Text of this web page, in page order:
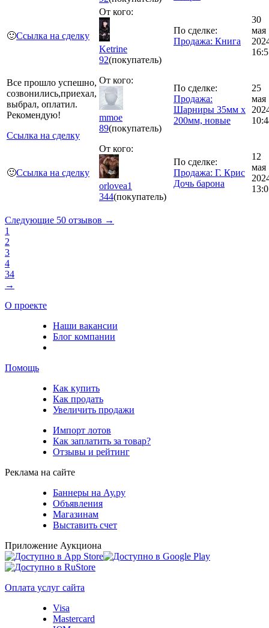
🙂Ссылка на сделку
От кого:
Ketrine
92(покупатель)
По сделке:
Продажа: Книга
30
мая
Все прошло успешно,
созвонились,приехал,
выбрал, оплатил.
Рекомендую!
Ссылка на сделку
От кого:
mmoe
89(покупатель)
По сделке:
Продажа:
Шарниры 35мм х
200мм, новые
25
мая
🙂Ссылка на сделку
От кого:
orlovea1
344(покупатель)
По сделке:
Продажа: Г. Крис
Дочь барона
12
мая
Следующие 50 отзывов →
1
2
3
4
34
→
О проекте
Наши вакансии
Блог компании
Помощь
Как купить
Как продать
Увеличить продажи
Импорт лотов
Как заплатить за товар?
Отзывы и рейтинг
Реклама на сайте
Баннеры на Ау.ру
Объявления
Магазинам
Выставить счет
Приложение Аукциона
Оплата услуг сайта
Visa
Mastercard